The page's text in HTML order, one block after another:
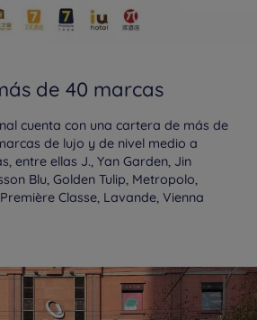
de 40 marcas
cuenta con una cartera de más de
de lujo y de nivel medio a
entre ellas J., Yan Garden, Jin
Blu, Golden Tulip, Metropolo,
Classe, Lavande, Vienna